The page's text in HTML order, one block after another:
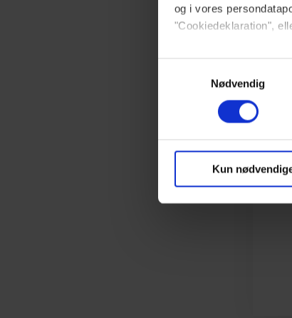
og i vores
"Cookiedeklaration",
Dine valg anvendes på
Vi ønsker dit
markedsføring, så vi
Du kan til enhver tid
brug af cookies,
Nødvendig
Kun